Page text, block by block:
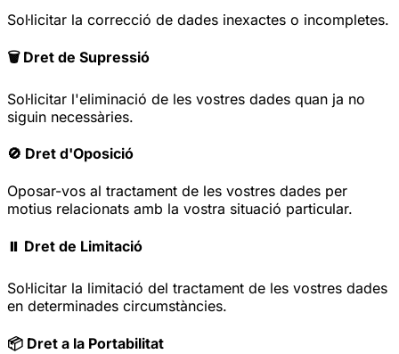
Sol·licitar la correcció de dades inexactes o incompletes.
🗑️ Dret de Supressió
Sol·licitar l'eliminació de les vostres dades quan ja no
siguin necessàries.
🚫 Dret d'Oposició
Oposar-vos al tractament de les vostres dades per
motius relacionats amb la vostra situació particular.
⏸️ Dret de Limitació
Sol·licitar la limitació del tractament de les vostres dades
en determinades circumstàncies.
📦 Dret a la Portabilitat